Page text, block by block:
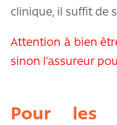
clinique, il suffit de
Attention à bien
sinon l’assureur
Pour les